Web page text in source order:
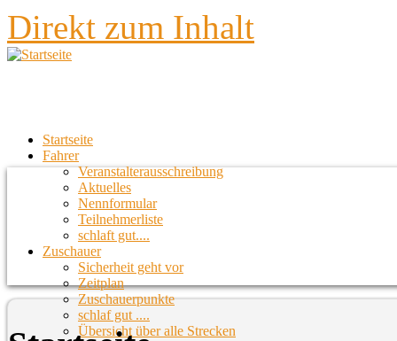
Direkt zum Inhalt
Startseite
Fahrer
Veranstalterausschreibung
Aktuelles
Nennformular
Teilnehmerliste
schlaft gut....
Zuschauer
Sicherheit geht vor
Zeitplan
Zuschauerpunkte
schlaf gut ....
Übersicht über alle Strecken